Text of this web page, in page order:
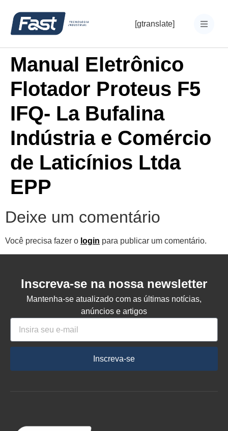
[gtranslate]
Manual Eletrônico
Flotador Proteus F5
IFQ- La Bufalina
Indústria e Comércio
de Laticínios Ltda
EPP
Deixe um comentário
Você precisa fazer o login para publicar um comentário.
Inscreva-se na nossa newsletter
Mantenha-se atualizado com as últimas notícias,
anúncios e artigos
Inscreva-se